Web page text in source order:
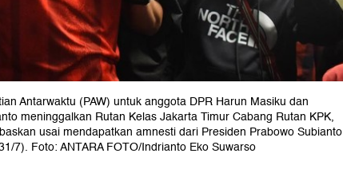
Antarwaktu (PAW) untuk anggota DPR Harun Masiku dan
meninggalkan Rutan Kelas Jakarta Timur Cabang Rutan KPK,
usai mendapatkan amnesti dari Presiden Prabowo Subianto
7). Foto: ANTARA FOTO/Indrianto Eko Suwarso